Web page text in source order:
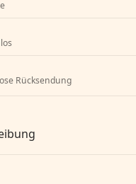
Rücksendung